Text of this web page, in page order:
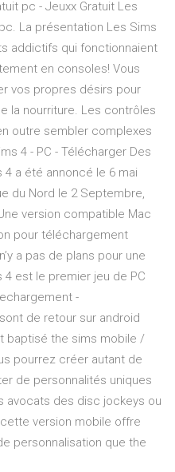
pc - Jeuxx Gratuit Les
La présentation Les Sims
addictifs qui fonctionnaient
en consoles! Vous
vos propres désirs pour
la nourriture. Les contrôles
outre sembler complexes
4 - PC - Télécharger Des
4 a été annoncé le 6 mai
du Nord le 2 Septembre,
version compatible Mac
pour téléchargement
a pas de plans pour une
est le premier jeu de PC
-
de retour sur android
baptisé the sims mobile /
pourrez créer autant de
de personnalités uniques
avocats des disc jockeys ou
version mobile offre
personnalisation que the